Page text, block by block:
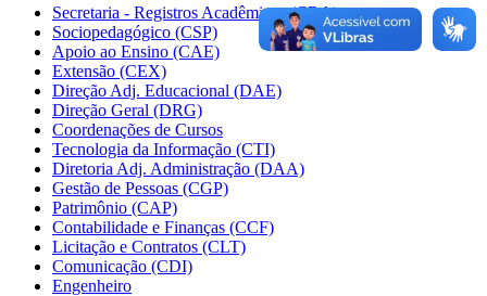
Secretaria - Registros Acadêmicos (CRA)
Sociopedagógico (CSP)
Apoio ao Ensino (CAE)
Extensão (CEX)
Direção Adj. Educacional (DAE)
Direção Geral (DRG)
Coordenações de Cursos
Tecnologia da Informação (CTI)
Diretoria Adj. Administração (DAA)
Gestão de Pessoas (CGP)
Patrimônio (CAP)
Contabilidade e Finanças (CCF)
Licitação e Contratos (CLT)
Comunicação (CDI)
Engenheiro